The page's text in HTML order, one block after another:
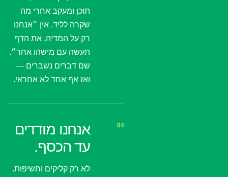
תוכן ומעקב אחרי מה
שקרה לליד. אין ״אנחנו
רק על המדיה, את הדף
תעשה עם מישהו אחר״.
שם דברים נשברים —
ואז אף אחד לא אחראי.
04
אנחנו מודדים
עד הכסף.
לא רק קליקים וחשיפות.